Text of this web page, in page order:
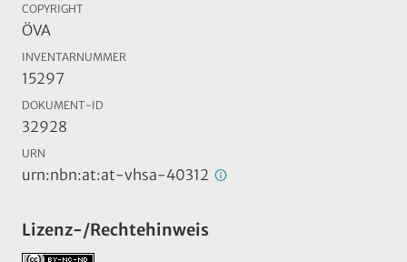
COPYRIGHT
ÖVA
INVENTARNUMMER
15297
DOKUMENT-ID
32928
URN
urn:nbn:at:at-vhsa-40312
Lizenz-/Rechtehinweis